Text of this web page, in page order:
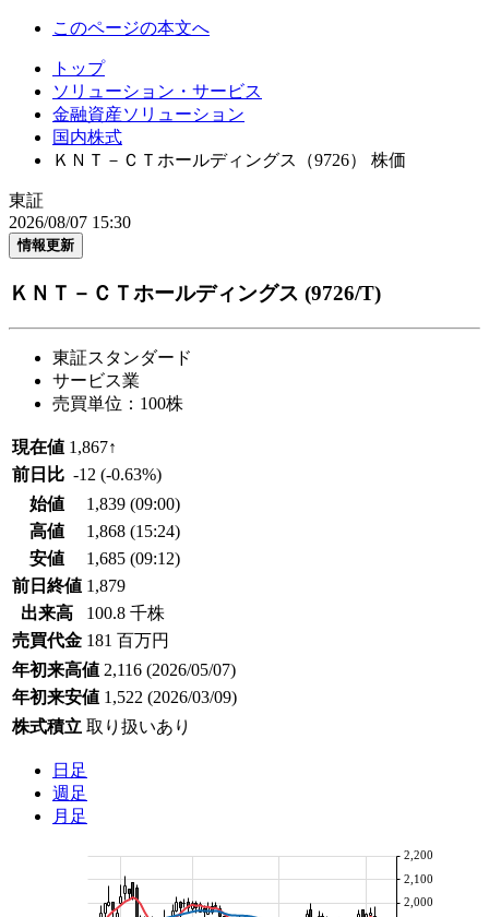
このページの本文へ
トップ
ソリューション・サービス
金融資産ソリューション
国内株式
ＫＮＴ－ＣＴホールディングス（9726） 株価
東証
2026/08/07 15:30
情報更新
ＫＮＴ－ＣＴホールディングス (9726/T)
東証スタンダード
サービス業
売買単位：100株
現在値 1,867↑
前日比 -12 (-0.63%)
始値
1,839 (09:00)
高値
1,868 (15:24)
安値
1,685 (09:12)
前日終値 1,879
出来高
100.8 千株
売買代金 181 百万円
年初来高値 2,116 (2026/05/07)
年初来安値 1,522 (2026/03/09)
株式積立 取り扱いあり
日足
週足
月足
2,000
2,100
2,200